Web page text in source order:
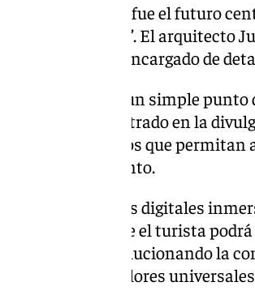
presentado fue el futuro
de San Eulogio’. El arquitecto
fue el encargado de
no se tratará de un simple
innovador centrado en la
avanzados que
del monumento.
herramientas digitales
esto significa que el turista
cómo fue evolucionando la
cuáles son sus valores